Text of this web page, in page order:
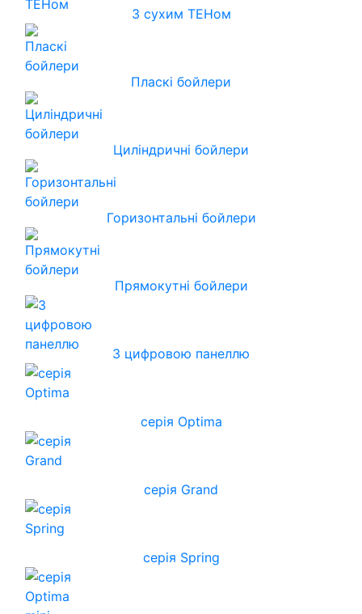
З сухим ТЕНом
Пласкі бойлери
Циліндричні бойлери
Горизонтальні бойлери
Прямокутні бойлери
З цифровою панеллю
серія Optima
серія Grand
серія Spring